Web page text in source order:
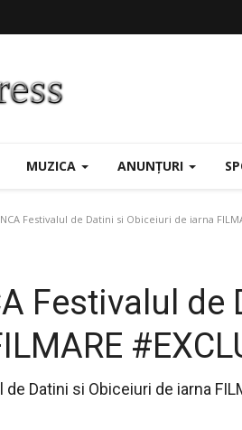
MUZICA ANUNȚURI
Festivalul de Datini si Obiceiuri de iarna
Festivalul
Datini si Obiceiuri de iarna